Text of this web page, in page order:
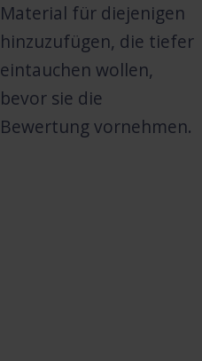
Material für diejenigen
hinzuzufügen, die tiefer
eintauchen wollen,
bevor sie die
Bewertung vornehmen.